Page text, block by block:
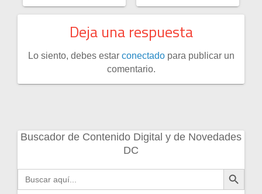
Deja una respuesta
Lo siento, debes estar conectadopara publicar un
comentario.
Buscador de Contenido Digital y de Novedades
DC
Buscar: Botón de búsqueda